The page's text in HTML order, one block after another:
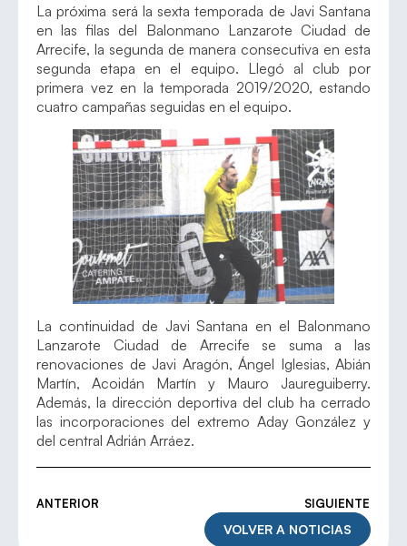
La próxima será la sexta temporada de Javi Santana
en las filas del Balonmano Lanzarote Ciudad de
Arrecife, la segunda de manera consecutiva en esta
segunda etapa en el equipo. Llegó al club por
primera vez en la temporada 2019/2020, estando
cuatro campañas seguidas en el equipo.
La continuidad de Javi Santana en el Balonmano
Lanzarote Ciudad de Arrecife se suma a las
renovaciones de Javi Aragón, Ángel Iglesias, Abián
Martín, Acoidán Martín y Mauro Jaureguiberry.
Además, la dirección deportiva del club ha cerrado
las incorporaciones del extremo Aday González y
del central Adrián Arráez.
ANTERIOR SIGUIENTE
VOLVER A NOTICIAS